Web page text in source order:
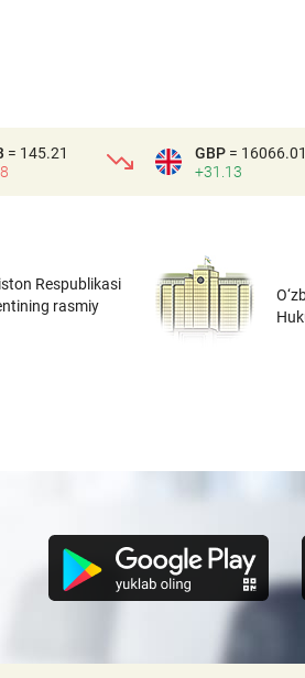
= 145.21
GBP = 16066.01
+31.13
Respublikasi
rasmiy